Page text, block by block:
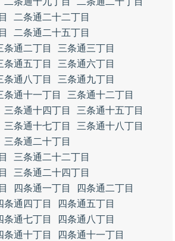
二条通二十二丁目
二条通二十五丁目
条通二丁目
三条通三丁目
条通五丁目
三条通六丁目
条通八丁目
三条通九丁目
条通十一丁目
三条通十二丁目
三条通十四丁目
三条通十五丁目
三条通十七丁目
三条通十八丁目
三条通二十丁目
三条通二十二丁目
三条通二十四丁目
四条通一丁目
四条通二丁目
条通四丁目
四条通五丁目
条通七丁目
四条通八丁目
条通十丁目
四条通十一丁目